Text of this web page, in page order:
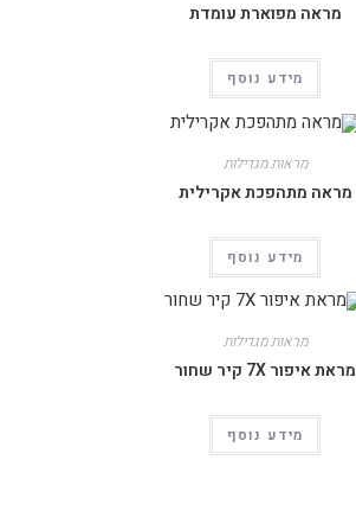
מראה מפוארת עומדת
מידע נוסף
מראות מגדילות
מראה מתהפכת אקרילית
מידע נוסף
מראות מגדילות
מראת איפור 7X קיר שחור
מידע נוסף